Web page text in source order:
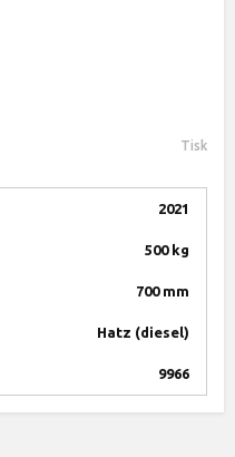
Tisk
2021
500 kg
700 mm
Hatz (diesel)
9966